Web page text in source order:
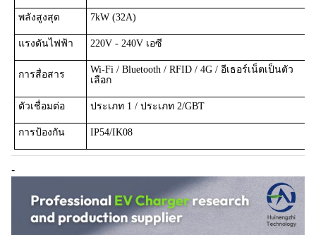
พลังสูงสุด 7kW (32A)
แรงดันไฟฟ้า 220V - 240V เอซี
การสื่อสาร
Wi-Fi / Bluetooth / RFID / 4G / อีเธอร์เน็ตเป็นตัว
เลือก
ตัวเชื่อมต่อ ประเภท 1 / ประเภท 2/GBT
การป้องกัน IP54/IK08
-